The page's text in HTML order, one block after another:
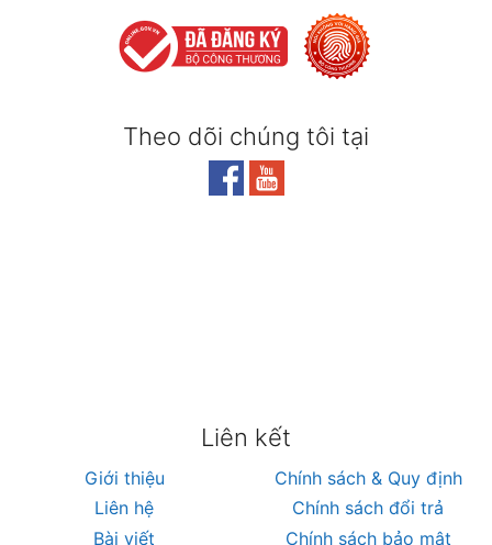
Theo dõi chúng tôi tại
Liên kết
Giới thiệu
Liên hệ
Bài viết
Chính sách & Quy định
Chính sách đổi trả
Chính sách bảo mật